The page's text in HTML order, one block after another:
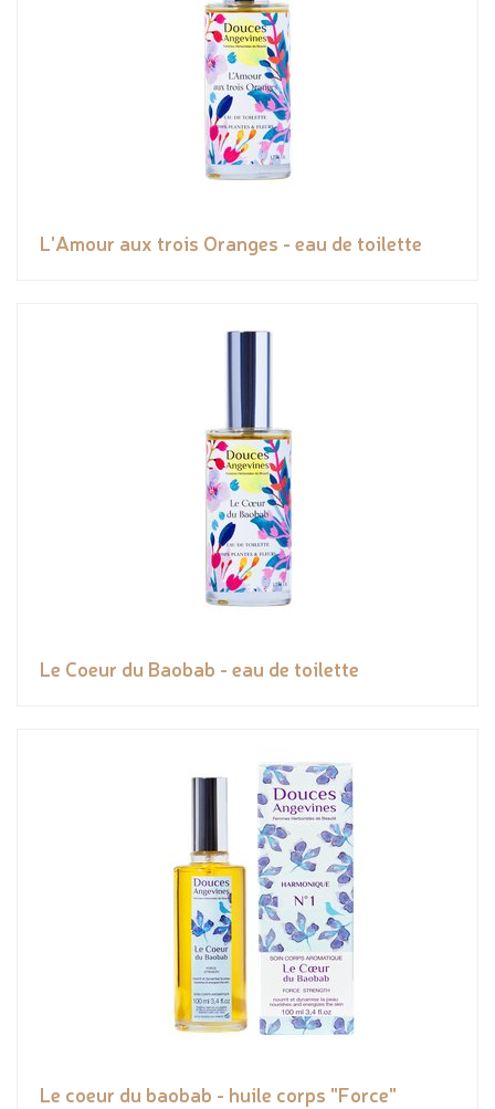
L'Amour aux trois Oranges - eau de toilette
Le Coeur du Baobab - eau de toilette
Le coeur du baobab - huile corps "Force"